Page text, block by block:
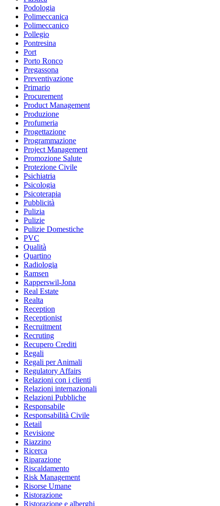
Podologia
Polimeccanica
Polimeccanico
Pollegio
Pontresina
Port
Porto Ronco
Pregassona
Preventivazione
Primario
Procurement
Product Management
Produzione
Profumeria
Progettazione
Programmazione
Project Management
Promozione Salute
Protezione Civile
Psichiatria
Psicologia
Psicoterapia
Pubblicità
Pulizia
Pulizie
Pulizie Domestiche
PVC
Qualità
Quartino
Radiologia
Ramsen
Rapperswil-Jona
Real Estate
Realta
Reception
Receptionist
Recruitment
Recruting
Recupero Crediti
Regali
Regali per Animali
Regulatory Affairs
Relazioni con i clienti
Relazioni internazionali
Relazioni Pubbliche
Responsabile
Responsabilità Civile
Retail
Revisione
Riazzino
Ricerca
Riparazione
Riscaldamento
Risk Management
Risorse Umane
Ristorazione
Ristorazione e alberghi